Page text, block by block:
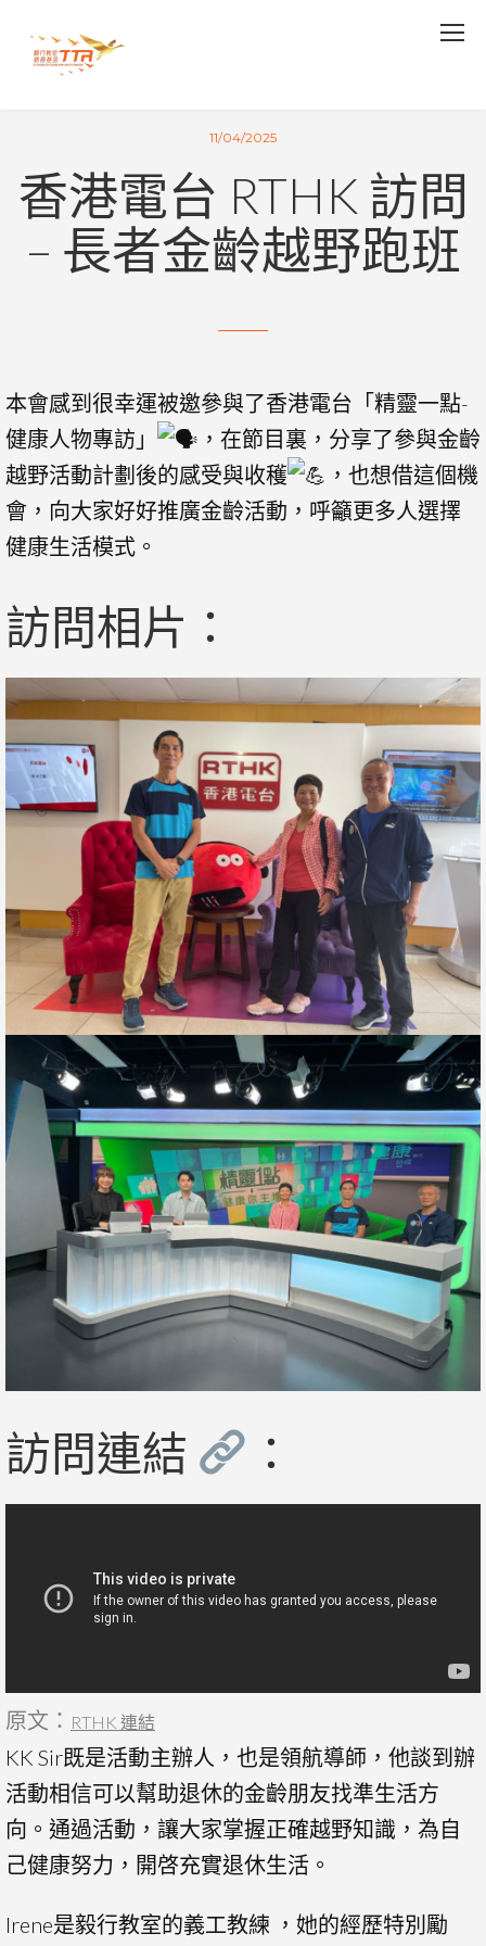
11/04/2025
香港電台 RTHK 訪問
– 長者金齡越野跑班
本會感到很幸運被邀參與了香港電台「精靈一點-
健康人物專訪」
，在節目裏，分享了參與金齡
越野活動計劃後的感受與收穫
，也想借這個機
會，向大家好好推廣金齡活動，呼籲更多人選擇
健康生活模式。
訪問相片：
訪問連結 ：
原文： RTHK 連結
KK Sir既是活動主辦人，也是領航導師，他談到辦
活動相信可以幫助退休的金齡朋友找準生活方
向。通過活動，讓大家掌握正確越野知識，為自
己健康努力，開啓充實退休生活。
Irene是毅行教室的義工教練 ，她的經歷特別勵